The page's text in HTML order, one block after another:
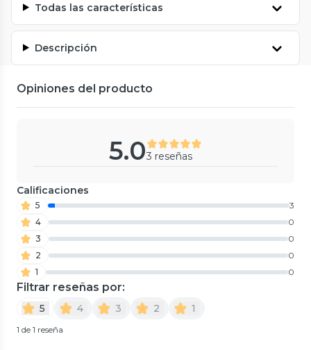
Todas las características
Descripción
Opiniones del producto
5.03 reseñas
Calificaciones
5
3
4
0
3
0
2
0
1
0
Filtrar reseñas por:
5 4 3 2 1
1 de 1 reseña